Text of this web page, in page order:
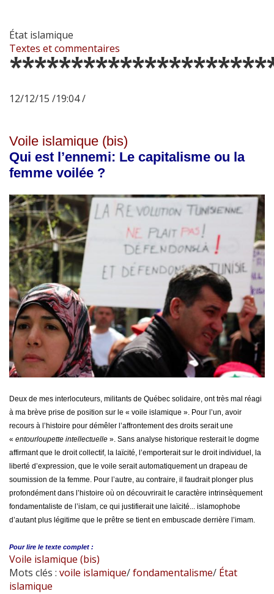
État islamique
Textes et commentaires
12/12/15 /19:04 /
Voile islamique (bis)
Qui est l’ennemi: Le capitalisme ou la
femme voilée ?
Deux de mes interlocuteurs, militants de Québec solidaire, ont très mal réagi
à ma brève prise de position sur le « voile islamique ». Pour l’un, avoir
recours à l’histoire pour démêler l’affrontement des droits serait une
« entourloupette intellectuelle ». Sans analyse historique resterait le dogme
affirmant que le droit collectif, la laïcité, l’emporterait sur le droit individuel, la
liberté d’expression, que le voile serait automatiquement un drapeau de
soumission de la femme. Pour l’autre, au contraire, il faudrait plonger plus
profondément dans l’histoire où on découvrirait le caractère intrinsèquement
fondamentaliste de l’islam, ce qui justifierait une laïcité... islamophobe
d’autant plus légitime que le prêtre se tient en embuscade derrière l’imam.
Pour lire le texte complet :
Voile islamique (bis)
Mots clés : voile islamique/fondamentalisme/ État
islamique